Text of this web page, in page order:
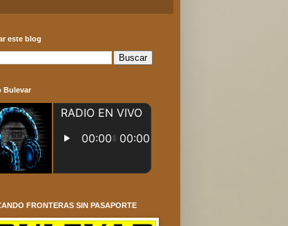
este blog
Bulevar
FRONTERAS SIN PASAPORTE